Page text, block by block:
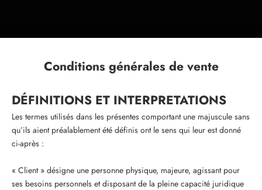
Conditions générales de vente
DÉFINITIONS ET INTERPRETATIONS
Les termes utilisés dans les présentes comportant une majuscule sans
qu’ils aient préalablement été définis ont le sens qui leur est donné
ci-après :
« Client » désigne une personne physique, majeure, agissant pour
ses besoins personnels et disposant de la pleine capacité juridique